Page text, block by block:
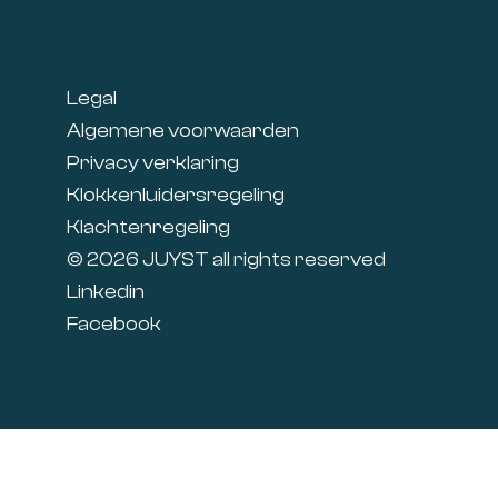
Legal
Algemene voorwaarden
Privacy verklaring
Klokkenluidersregeling
Klachtenregeling
© 2026 JUYST all rights reserved
Linkedin
Facebook